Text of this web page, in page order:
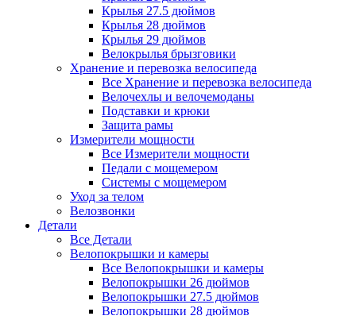
Крылья 27.5 дюймов
Крылья 28 дюймов
Крылья 29 дюймов
Велокрылья брызговики
Хранение и перевозка велосипеда
Все Хранение и перевозка велосипеда
Велочехлы и велочемоданы
Подставки и крюки
Защита рамы
Измерители мощности
Все Измерители мощности
Педали с мощемером
Системы с мощемером
Уход за телом
Велозвонки
Детали
Все Детали
Велопокрышки и камеры
Все Велопокрышки и камеры
Велопокрышки 26 дюймов
Велопокрышки 27.5 дюймов
Велопокрышки 28 дюймов